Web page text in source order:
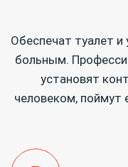
Обеспечат туалет
больным.
установят
человеком, поймут